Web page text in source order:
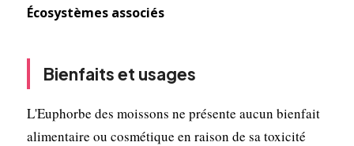
Écosystèmes associés
Bienfaits et usages
L'Euphorbe des moissons ne présente aucun bienfait
alimentaire ou cosmétique en raison de sa toxicité